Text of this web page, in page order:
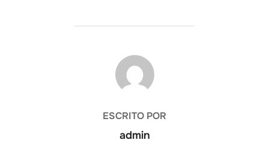
AUTOR DE LA PUBLICACIÓN
ESCRITO POR
admin